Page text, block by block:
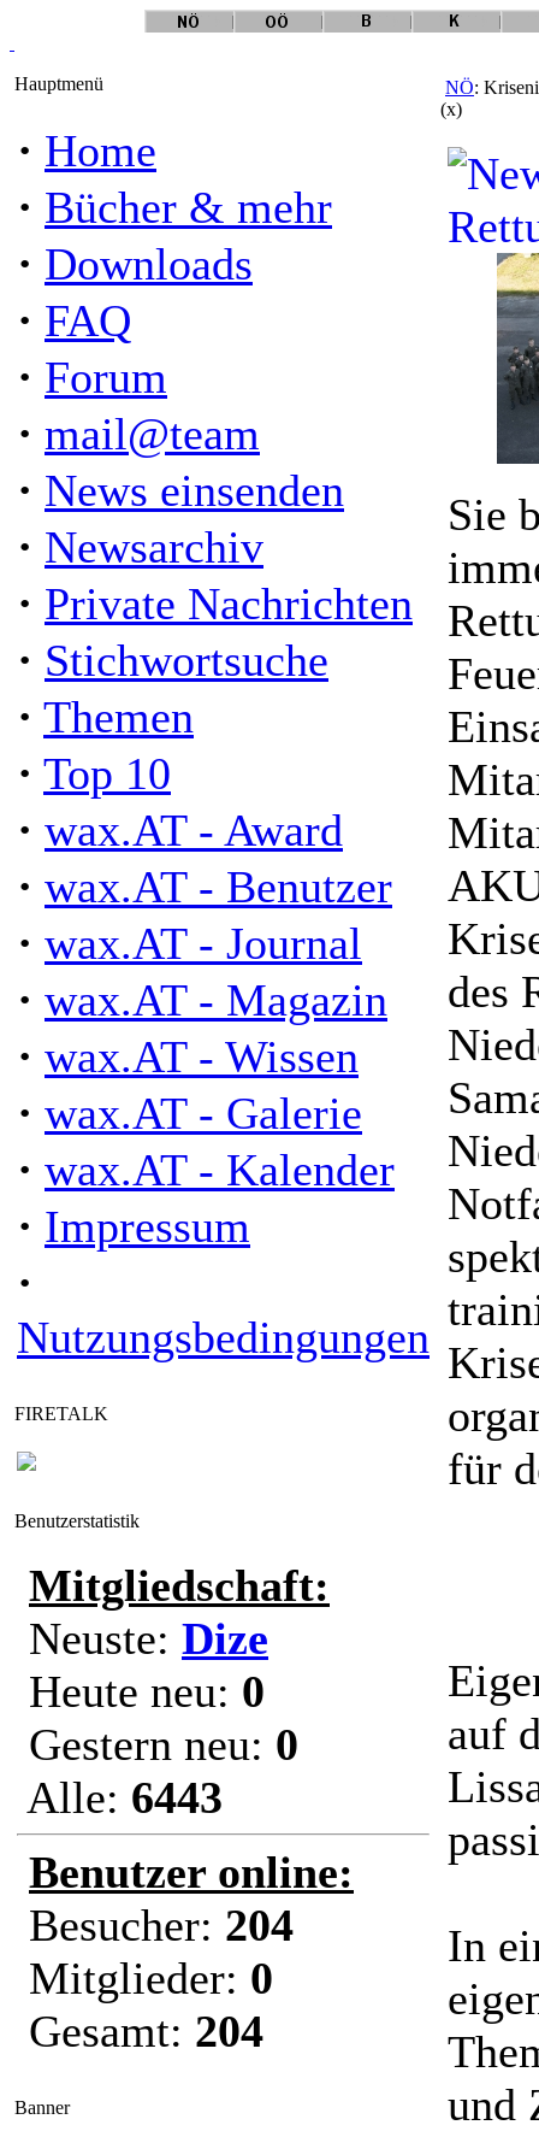
Hauptmenü
· Home
· Bücher & mehr
· Downloads
· FAQ
· Forum
· mail@team
· News einsenden
· Newsarchiv
· Private Nachrichten
· Stichwortsuche
· Themen
· Top 10
· wax.AT - Award
· wax.AT - Benutzer
· wax.AT - Journal
· wax.AT - Magazin
· wax.AT - Wissen
· wax.AT - Galerie
· wax.AT - Kalender
· Impressum
·
Nutzungsbedingungen
FIRETALK
Benutzerstatistik
Mitgliedschaft:
Neuste: Dize
Heute neu: 0
Gestern neu: 0
Alle: 6443
Benutzer online:
Besucher: 204
Mitglieder: 0
Gesamt: 204
Banner
NÖ:
(x)
Sie
des
für
auf
In
und